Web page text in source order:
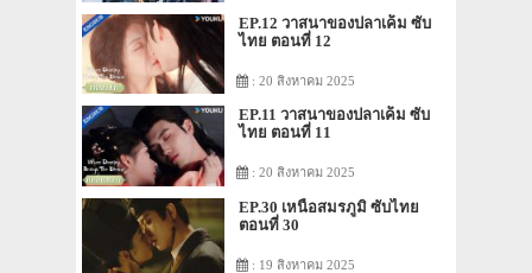
EP.12 วาสนาของปลาเค็ม ซับ
ไทย ตอนที่ 12
: 20 สิงหาคม 2025
EP.11 วาสนาของปลาเค็ม ซับ
ไทย ตอนที่ 11
: 20 สิงหาคม 2025
EP.30 เหนือสมรภูมิ ซับไทย
ตอนที่ 30
: 19 สิงหาคม 2025